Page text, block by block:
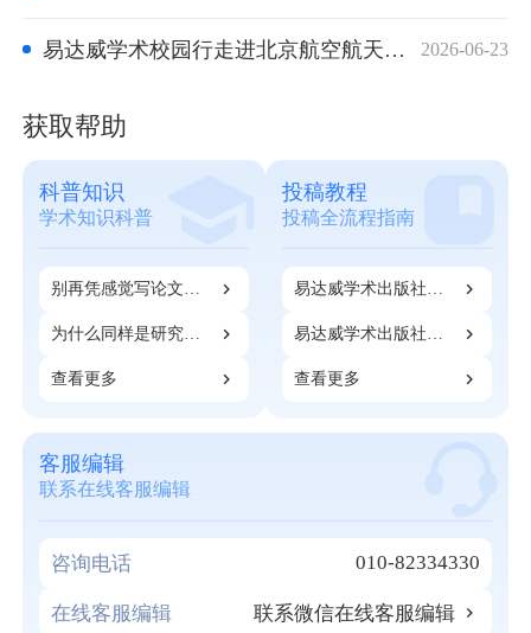
易达威学术校园行走进北京航空航天大学 2026-06-23
获取帮助
科普知识
学术知识科普
别再凭感觉写论文
的成果，都死在第一
为什么同样是研究
开始发表论文？
查看更多
投稿教程
投稿全流程指南
易达威学术出版社：
易达威学术出版社：
查看更多
客服编辑
联系在线客服编辑
咨询电话 010-82334330
在线客服编辑 联系微信在线客服编辑